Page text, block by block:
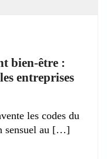
bien-être :
entreprises
les codes du
sensuel au